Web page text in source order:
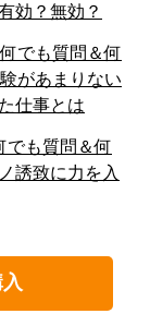
効？無効？
でも質問＆何
があまりない
仕事とは
でも質問＆何
誘致に力を入